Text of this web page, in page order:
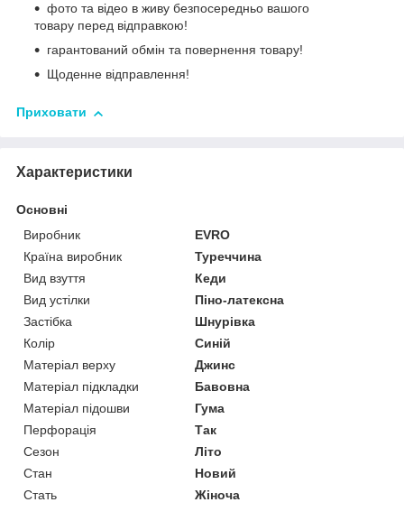
фото та відео в живу безпосередньо вашого
товару перед відправкою!
гарантований обмін та повернення товару!
Щоденне відправлення!
Приховати
Характеристики
Основні
Виробник
EVRO
Країна виробник
Туреччина
Вид взуття
Кеди
Вид устілки
Піно-латексна
Застібка
Шнурівка
Колір
Синій
Матеріал верху
Джинс
Матеріал підкладки
Бавовна
Матеріал підошви
Гума
Перфорація
Так
Сезон
Літо
Стан
Новий
Стать
Жіноча